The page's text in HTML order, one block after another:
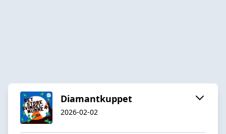
Diamantkuppet
2026-02-02